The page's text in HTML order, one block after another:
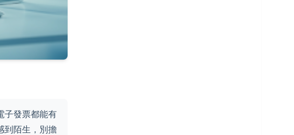
子發票都能有
到陌生，別擔